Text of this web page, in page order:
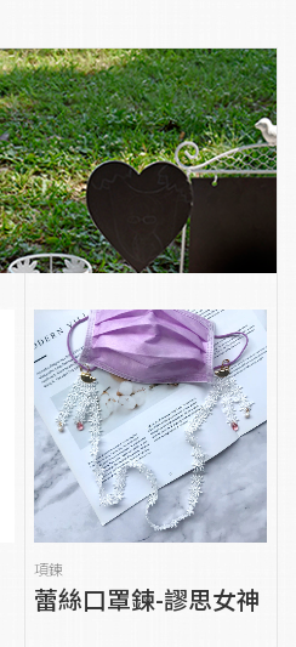
項鍊
蕾絲口罩鍊-謬思女神